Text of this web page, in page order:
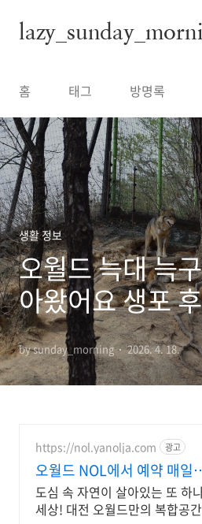
홈 태그 방명록
생활 정보
오월드 늑대 늑
아왔어요 생포
리
by sunday_morning 2026. 4. 18.
https://nol.yanolja.com 광고
오월드 NOL에서 예약 매일
NOL DRAW 추첨!
도심 속 자연이 살아있는 또 하
세상! 대전 오월드만의 복합공